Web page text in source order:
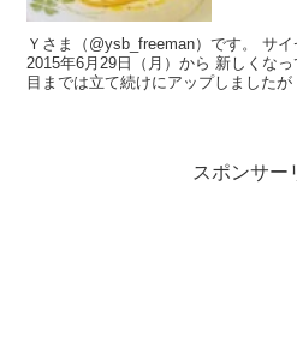
Ｙさま（@ysb_freeman）です。 サイゼリヤのランチメニューが
2015年6月29日（月）から 新しくな
目までは立て続けにアップしました
スポンサー